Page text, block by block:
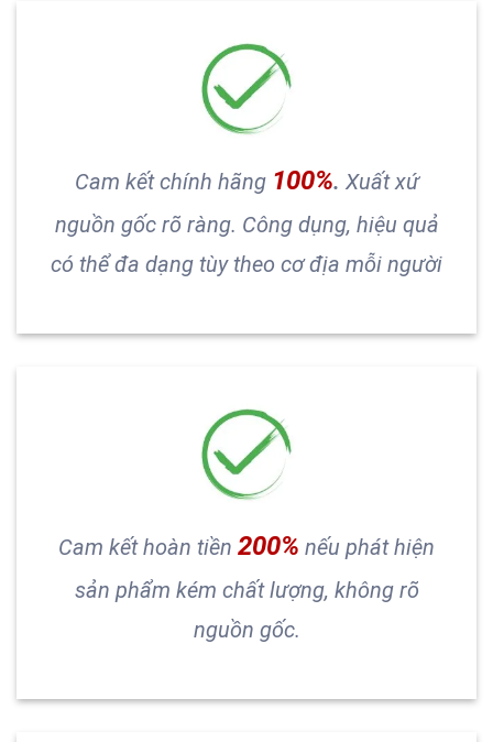
Cam kết chính hãng 100%. Xuất xứ
nguồn gốc rõ ràng. Công dụng, hiệu quả
có thể đa dạng tùy theo cơ địa mỗi người
Cam kết hoàn tiền 200% nếu phát hiện
sản phẩm kém chất lượng, không rõ
nguồn gốc.